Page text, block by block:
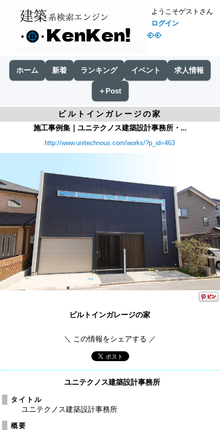
👀
ようこそゲストさん
ログイン
ホーム 新着 ランキング イベント 求人情報
＋Post
ビルトインガレージの家
施工事例集｜ユニテクノス建築設計事務所・...
http://www.unitechnous.com/works/?p_id=463
ビルトインガレージの家
＼ この情報をシェアする ／
ユニテクノス建築設計事務所
タイトル
ユニテクノス建築設計事務所
概要